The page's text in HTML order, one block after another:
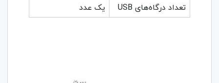
تعداد درگاه‌های USB
یک عدد